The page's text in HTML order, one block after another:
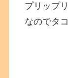
プリップ
なのでタ